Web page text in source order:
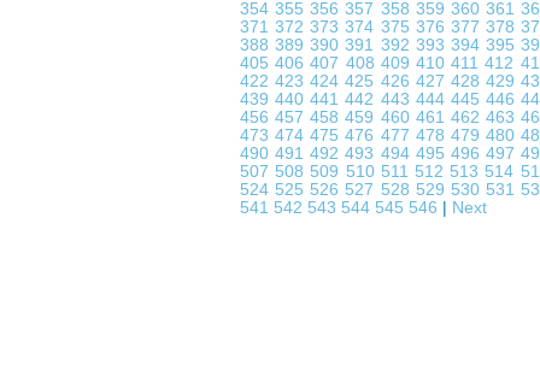
354355356357 358 359 360 361
371372373374 375 376 377 378
388389390391 392 393 394 395
405406407 408 409 410411412
422423424425 426 427 428 429
439440441442 443 444 445 446
456457458459 460 461 462 463
473474475476 477 478 479 480
490491492493 494 495 496 497
507 508 509 510 511 512 513 514
524 525 526 527 528 529 530 531
541 542 543 544 545 546 Next